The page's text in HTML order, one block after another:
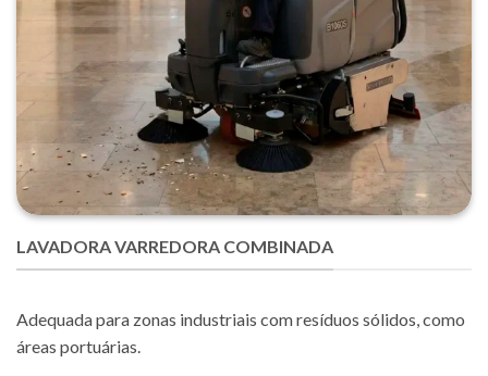
LAVADORA VARREDORA COMBINADA
Adequada para zonas industriais com resíduos sólidos, como
áreas portuárias.